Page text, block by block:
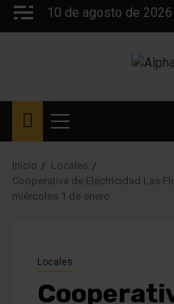
Saltar
10 de agosto de 2026
Menú
principal
Inicio
Locales
Cooperativa de Electricidad Las
miércoles 1 de enero
Locales